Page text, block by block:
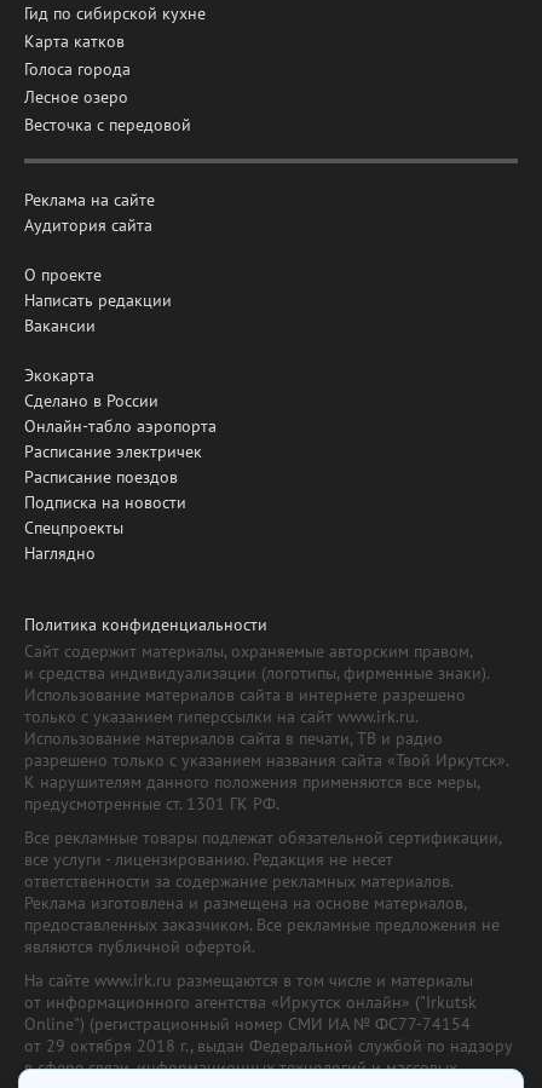
Гид по сибирской кухне
Карта катков
Голоса города
Лесное озеро
Весточка с передовой
Реклама на сайте
Аудитория сайта
О проекте
Написать редакции
Вакансии
Экокарта
Сделано в России
Онлайн-табло аэропорта
Расписание электричек
Расписание поездов
Подписка на новости
Спецпроекты
Наглядно
Политика конфиденциальности
Сайт содержит материалы, охраняемые авторским правом,
и средства индивидуализации (логотипы, фирменные знаки).
Использование материалов сайта в интернете разрешено
только с указанием гиперссылки на сайт www.irk.ru.
Использование материалов сайта в печати, ТВ и радио
разрешено только с указанием названия сайта «Твой Иркутск».
К нарушителям данного положения применяются все меры,
предусмотренные ст. 1301 ГК РФ.
Все рекламные товары подлежат обязательной сертификации,
все услуги - лицензированию. Редакция не несет
ответственности за содержание рекламных материалов.
Реклама изготовлена и размещена на основе материалов,
предоставленных заказчиком. Все рекламные предложения не
являются публичной офертой.
На сайте www.irk.ru размещаются в том числе и материалы
от информационного агентства «Иркутск онлайн» ("Irkutsk
Online") (регистрационный номер СМИ ИА № ФС77-74154
от 29 октября 2018 г., выдан Федеральной службой по надзору
в сфере связи, информационных технологий и массовых